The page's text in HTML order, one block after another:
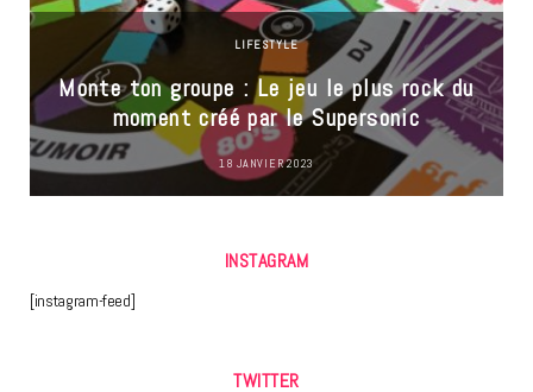
LIFESTYLE
Monte ton groupe : Le jeu le plus rock du
moment créé par le Supersonic
18 JANVIER 2023
INSTAGRAM
[instagram-feed]
TWITTER